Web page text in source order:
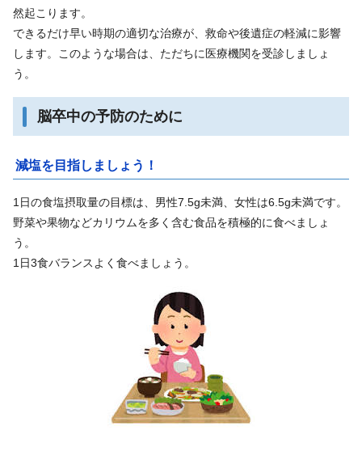
然起こります。
できるだけ早い時期の適切な治療が、救命や後遺症の軽減に影響
します。このような場合は、ただちに医療機関を受診しましょ
う。
脳卒中の予防のために
減塩を目指しましょう！
1日の食塩摂取量の目標は、男性7.5g未満、女性は6.5g未満です。
野菜や果物などカリウムを多く含む食品を積極的に食べましょ
う。
1日3食バランスよく食べましょう。